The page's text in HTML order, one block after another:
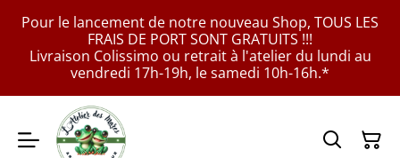
Pour le lancement de notre nouveau Shop, TOUS LES
FRAIS DE PORT SONT GRATUITS !!!
Livraison Colissimo ou retrait à l'atelier du lundi au
vendredi 17h-19h, le samedi 10h-16h.*